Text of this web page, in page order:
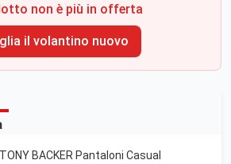
non è più in offerta
il volantino nuovo
TONY BACKER Pantaloni Casual